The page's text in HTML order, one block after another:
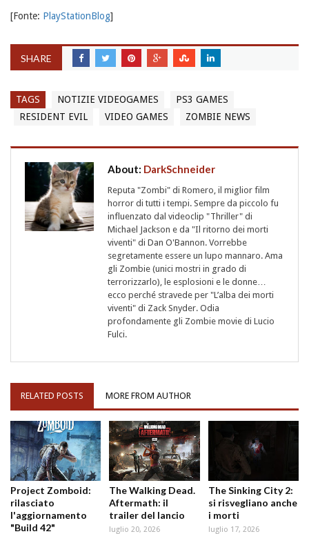
[Fonte: PlayStationBlog]
SHARE
TAGS NOTIZIE VIDEOGAMES
PS3 GAMES
RESIDENT EVIL
VIDEO GAMES ZOMBIE NEWS
About: DarkSchneider
Reputa "Zombi" di Romero, il miglior film
horror di tutti i tempi. Sempre da piccolo fu
influenzato dal videoclip "Thriller" di
Michael Jackson e da "Il ritorno dei morti
viventi" di Dan O'Bannon. Vorrebbe
segretamente essere un lupo mannaro. Ama
gli Zombie (unici mostri in grado di
terrorizzarlo), le esplosioni e le donne…
ecco perché stravede per "L’alba dei morti
viventi" di Zack Snyder. Odia
profondamente gli Zombie movie di Lucio
Fulci.
RELATED POSTS MORE FROM AUTHOR
Project Zomboid:
rilasciato
l'aggiornamento
"Build 42"
The Walking Dead.
Aftermath: il
trailer del lancio
luglio 20, 2026
The Sinking City 2:
si risvegliano anche
i morti
luglio 17, 2026